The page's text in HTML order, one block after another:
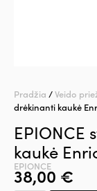
Pradžia /Veido
drėkinanti kaukė
kaukė
EPIONCE
38,00 €